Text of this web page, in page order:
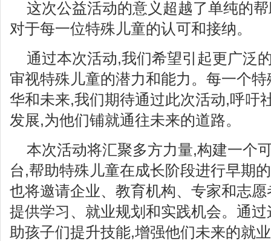
这次公益活动的意义超越了单纯的
对于每一位特殊儿童的认可和接纳。
通过本次活动,我们希望引起更广泛
审视特殊儿童的潜力和能力。每一个
华和未来,我们期待通过此次活动,呼吁
发展,为他们铺就通往未来的道路。
本次活动将汇聚多方力量,构建一个
台,帮助特殊儿童在成长阶段进行早期
也将邀请企业、教育机构、专家和志
提供学习、就业规划和实践机会。通
助孩子们提升技能,增强他们未来的就